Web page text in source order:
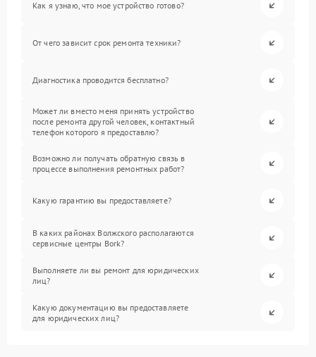
Как я узнаю, что мое устройство готово?
От чего зависит срок ремонта техники?
Диагностика проводится бесплатно?
Может ли вместо меня принять устройство
после ремонта другой человек, контактный
телефон которого я предоставлю?
Возможно ли получать обратную связь в
процессе выполнения ремонтных работ?
Какую гарантию вы предоставляете?
В каких районах Волжского располагаются
сервисные центры Bork?
Выполняете ли вы ремонт для юридических
лиц?
Какую документацию вы предоставляете
для юридических лиц?